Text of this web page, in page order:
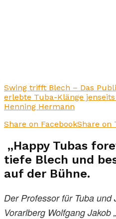
Swing trifft Blech – Das
erlebte Tuba-Klänge
Henning Hermann
Share on FacebookShare on
„Happy Tubas
tiefe Blech und
auf der Bühne.
Der Professor für Tuba und
Vorarlberg Wolfgang Jakob